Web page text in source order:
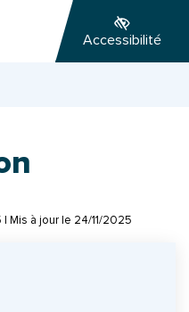
Accessibilité
| Mis à jour le 24/11/2025
un nouvel onglet)
dans un nouvel onglet)